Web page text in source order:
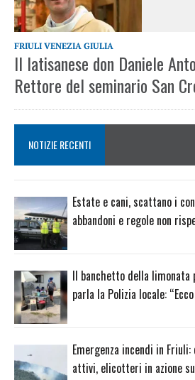
FRIULI VENEZIA GIULIA
Il latisanese don Daniele
Rettore del seminario San
NOTIZIE RECENTI
Estate e cani, scattano i
abbandoni e regole non
Il banchetto della limonata
parla la Polizia locale:
Emergenza incendi in
attivi, elicotteri in azione